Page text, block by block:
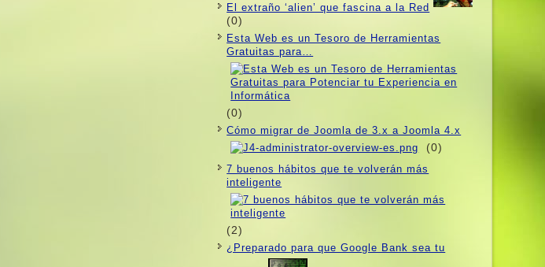
El extraño ‘alien’ que fascina a la Red
(0)
Esta Web es un Tesoro de Herramientas
Gratuitas para…
(0)
Cómo migrar de Joomla de 3.x a Joomla 4.x
(0)
7 buenos hábitos que te volverán más
inteligente
(2)
¿Preparado para que Google Bank sea tu